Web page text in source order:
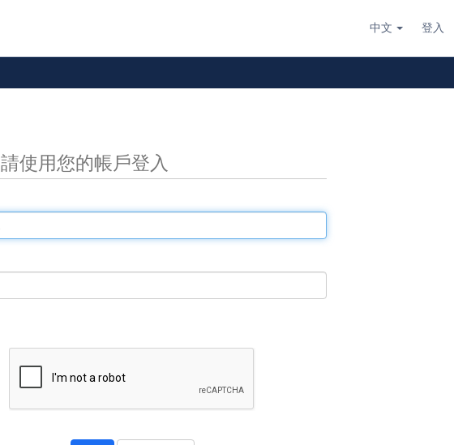
中文 登入
請使用您的帳戶登入